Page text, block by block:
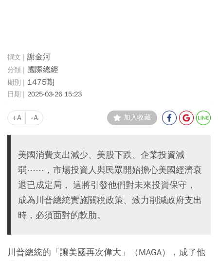
謝金河
國際總經
1475期
2025-03-26 15:23
+A -A 加入收藏
美國消費支出減少、美股下跌、企業投資減
弱⋯⋯，市場投資人與民眾開始擔心美國經濟衰
退已成定局， 這將引發他們對未來投資保守，
成為川普總統實施關稅政策、致力削減政府支出
時，必須面對的軟肋。
川普總統的「讓美國再次偉大」（MAGA），成了他